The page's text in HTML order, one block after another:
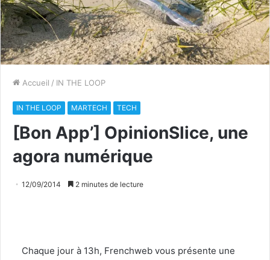
Accueil / IN THE LOOP
IN THE LOOP MARTECH TECH
[Bon App’] OpinionSlice, une
agora numérique
12/09/2014 2 minutes de lecture
Chaque jour à 13h, Frenchweb vous présente une